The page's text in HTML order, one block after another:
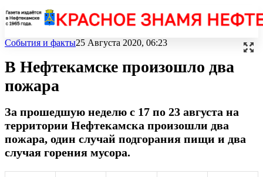
События и факты25 Августа 2020, 06:23
В Нефтекамске произошло два
пожара
За прошедшую неделю с 17 по 23 августа на
территории Нефтекамска произошли два
пожара, один случай подгорания пищи и два
случая горения мусора.